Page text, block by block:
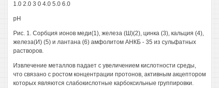
1.0 2.0 3 0 4.0 5.0 6.0
рН
Рис. 1. Сорбция ионов меди(1), железа (Ш)(2), цинка (3), кальция (4),
железа(И) (5) и лантана (6) амфолитом АНКБ - 35 из сульфатных
растворов.
Извлечение металлов падает с увеличением кислотности среды,
что связано с ростом концентрации протонов, активным акцептором
которых являются слабокислотные карбоксильные группировки.